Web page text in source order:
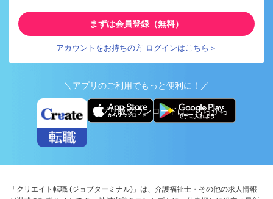
まずは会員登録（無料）
アカウントをお持ちの方 ログインはこちら＞
＼アプリのご利用でもっと便利に！／
アプリ版ダウンロードはこちらから
「クリエイト転職 (ジョブターミナル)」は、介護福祉士・その他の求人情報